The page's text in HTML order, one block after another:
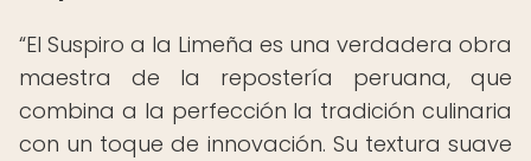
“El Suspiro a la Limeña es una verdadera obra
maestra de la repostería peruana, que
combina a la perfección la tradición culinaria
con un toque de innovación. Su textura suave